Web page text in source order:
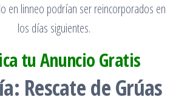
en linneo podrían ser reincorporados en
los días siguientes.
tu Anuncio Gratis
Rescate de Grúas